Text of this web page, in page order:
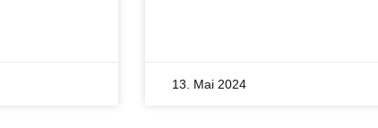
13. Mai 2024